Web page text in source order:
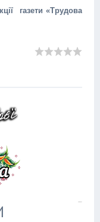
газети «Трудова